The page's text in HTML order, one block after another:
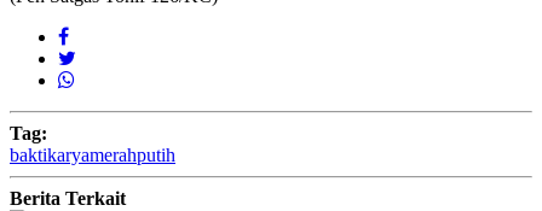
Tag:
baktikaryamerahputih
Berita Terkait